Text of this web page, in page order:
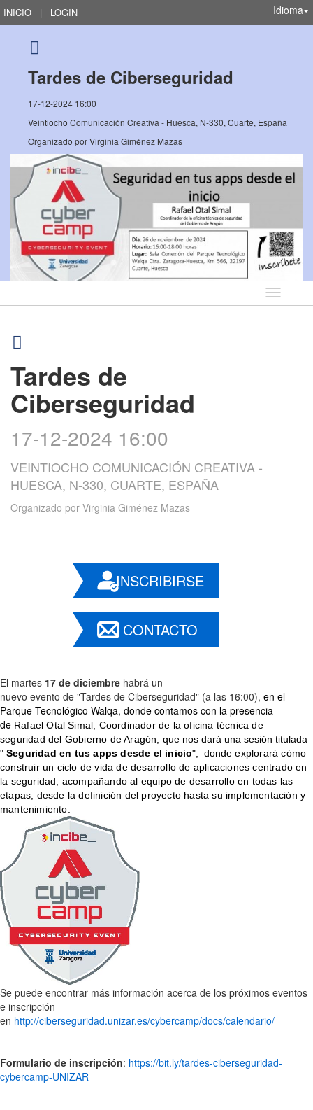
INICIO | LOGIN Idioma
Tardes de Ciberseguridad
17-12-2024 16:00
Veintiocho Comunicación Creativa - Huesca, N-330, Cuarte, España
Organizado porVirginia Giménez Mazas
Idioma
Tardes de
Ciberseguridad
17-12-2024 16:00
VEINTIOCHO COMUNICACIÓN CREATIVA -
HUESCA, N-330, CUARTE, ESPAÑA
Organizado por Virginia Giménez Mazas
INSCRIBIRSE
CONTACTO
El martes 17 de diciembre habrá un
nuevo evento de "Tardes de Ciberseguridad" (a las 16:00), en el
Parque Tecnológico Walqa, donde contamos con la presencia
de RafaelOtal Simal, Coordinador de la oficina técnica de
seguridad del Gobierno de Aragón, que nos dará una sesión titulada
" Seguridad en tus appsdesde el inicio", dondeexplorará cómo
construir un ciclo de vida de desarrollo de aplicaciones centrado en
la seguridad, acompañando al equipo de desarrollo en todas las
etapas, desde la definición del proyecto hasta su implementación y
mantenimiento.
Se puede encontrar más información acerca de los próximos eventos
e inscripción
en http://ciberseguridad.unizar.es/cybercamp/docs/calendario/
Formulario de inscripción: https://bit.ly/tardes-ciberseguridad-
cybercamp-UNIZAR